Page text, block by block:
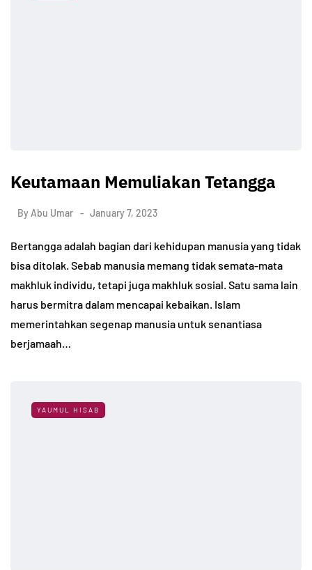
Keutamaan Memuliakan Tetangga
By Abu Umar January 7, 2023
Bertangga adalah bagian dari kehidupan manusia yang tidak
bisa ditolak. Sebab manusia memang tidak semata-mata
makhluk individu, tetapi juga makhluk sosial. Satu sama lain
harus bermitra dalam mencapai kebaikan. Islam
memerintahkan segenap manusia untuk senantiasa
berjamaah…
YAUMUL HISAB